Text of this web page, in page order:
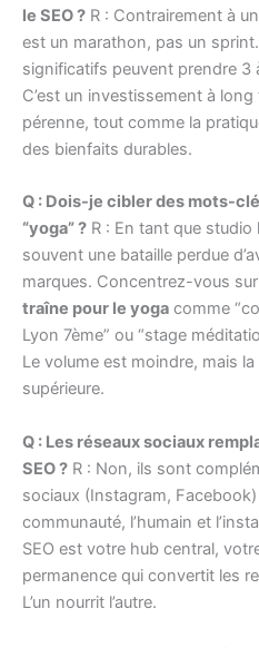
le SEO ? R : Contrairement à
est un marathon, pas un
significatifs peuvent prendre 3
C’est un investissement à
pérenne, tout comme la
des bienfaits durables.
Q : Dois-je cibler des mots-
“yoga” ? R : En tant que studio
souvent une bataille perdue
marques. Concentrez-vous
traîne pour le yoga comme
Lyon 7ème” ou “stage
Le volume est moindre, mais
supérieure.
Q : Les réseaux sociaux
SEO ? R : Non, ils sont
sociaux (Instagram,
communauté, l’humain et
SEO est votre hub central,
permanence qui convertit les
L’un nourrit l’autre.